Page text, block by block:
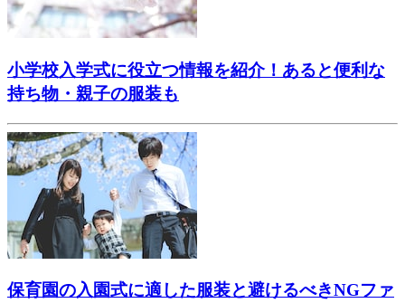
小学校入学式に役立つ情報を紹介！あると便利な
持ち物・親子の服装も
保育園の入園式に適した服装と避けるべきNGファ